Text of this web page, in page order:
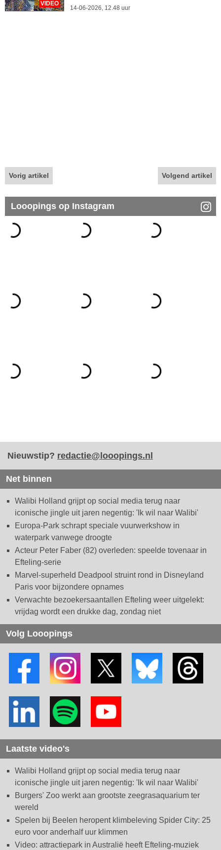
VIDEO
14-06-2026, 12.48 uur
Vorig artikel Volgend artikel
Looopings op Instagram
Nieuwstip? redactie@looopings.nl
Net binnen
Walibi Holland grijpt op social media terug naar
iconische jingle uit jaren negentig: 'Ik wil naar Walibi'
Europa-Park schrapt speciale vuurwerkshow in
waterpark vanwege droogte
Acteur Peter Faber (82) overleden: speelde tovenaar in
Efteling-serie
Marvel-superheld Deadpool struint rond in Disneyland
Paris voor bijzondere opnames
Verwachte bezoekersaantallen Efteling weer uitgelekt:
vrijdag wordt een drukke dag, zondag niet
Volg Looopings
Laatste video's
Walibi Holland grijpt op social media terug naar
iconische jingle uit jaren negentig: 'Ik wil naar Walibi'
Burgers' Zoo werkt aan grootste zeegrasaquarium ter
wereld
Spelen bij Beelen heropent klimbeleving Spider City: 25
euro voor anderhalf uur klimmen
Video: attractiepark in Australië heeft Efteling-muziek